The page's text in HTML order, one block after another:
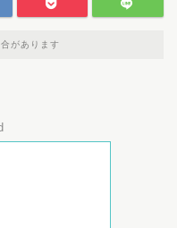
があります